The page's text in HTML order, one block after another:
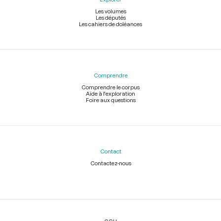
Les volumes
Les députés
Les cahiers de doléances
Comprendre
Comprendre le corpus
Aide à l'exploration
Foire aux questions
Contact
Contactez-nous
Légal